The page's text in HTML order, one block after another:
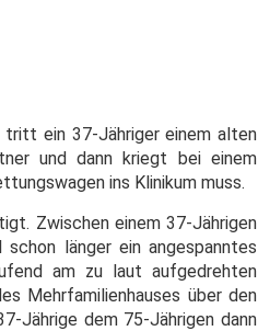
ein 37-Jähriger einem alten
und dann kriegt bei einem
ins Klinikum muss.
Zwischen einem 37-Jährigen
länger ein angespanntes
am zu laut aufgedrehten
Mehrfamilienhauses über den
Jährige dem 75-Jährigen dann